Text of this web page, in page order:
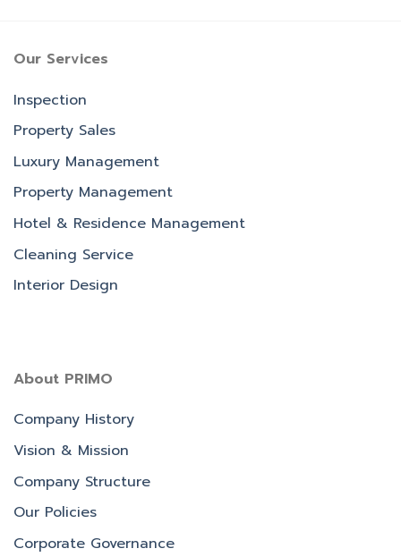
Our Services
Inspection
Property Sales
Luxury Management
Property Management
Hotel & Residence Management
Cleaning Service
Interior Design
About PRIMO
Company History
Vision & Mission
Company Structure
Our Policies
Corporate Governance